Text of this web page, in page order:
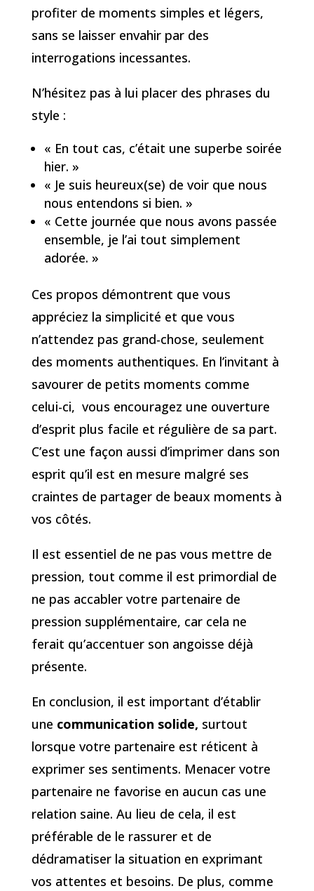
profiter de moments simples et légers,
sans se laisser envahir par des
interrogations incessantes.
N’hésitez pas à lui placer des phrases du
style :
« En tout cas, c’était une superbe soirée
hier. »
« Je suis heureux(se) de voir que nous
nous entendons si bien. »
« Cette journée que nous avons passée
ensemble, je l’ai tout simplement
adorée. »
Ces propos démontrent que vous
appréciez la simplicité et que vous
n’attendez pas grand-chose, seulement
des moments authentiques. En l’invitant à
savourer de petits moments comme
celui-ci, vous encouragez une ouverture
d’esprit plus facile et régulière de sa part.
C’est une façon aussi d’imprimer dans son
esprit qu’il est en mesure malgré ses
craintes de partager de beaux moments à
vos côtés.
Il est essentiel de ne pas vous mettre de
pression, tout comme il est primordial de
ne pas accabler votre partenaire de
pression supplémentaire, car cela ne
ferait qu’accentuer son angoisse déjà
présente.
En conclusion, il est important d’établir
une communication solide, surtout
lorsque votre partenaire est réticent à
exprimer ses sentiments. Menacer votre
partenaire ne favorise en aucun cas une
relation saine. Au lieu de cela, il est
préférable de le rassurer et de
dédramatiser la situation en exprimant
vos attentes et besoins. De plus, comme